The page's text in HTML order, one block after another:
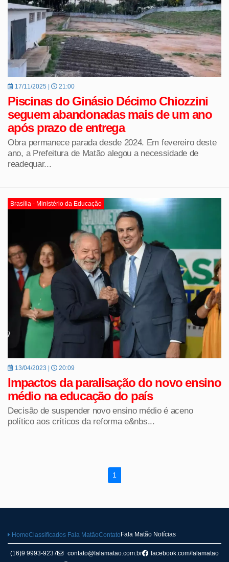
17/11/2025 | 21:00
Piscinas do Ginásio Décimo Chiozzini
seguem abandonadas mais de um ano
após prazo de entrega
Obra permanece parada desde 2024. Em fevereiro deste
ano, a Prefeitura de Matão alegou a necessidade de
readequar...
Brasília - Ministério da Educação
13/04/2023 | 20:09
Impactos da paralisação do novo ensino
médio na educação do país
Decisão de suspender novo ensino médio é aceno
político aos críticos da reforma e&nbs...
1
HomeClassificados Fala MatãoContatoFala Matão Notícias
(16)9 9993-9237 contato@falamatao.com.br facebook.com/falamatao